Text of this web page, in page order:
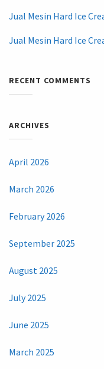
Jual Mesin Hard Ice
Jual Mesin Hard Ice
RECENT COMMENTS
ARCHIVES
April 2026
March 2026
February 2026
September 2025
August 2025
July 2025
June 2025
March 2025